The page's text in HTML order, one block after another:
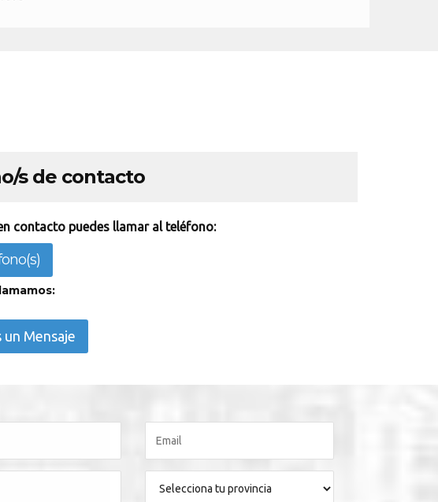
s de contacto
contacto puedes llamar al teléfono:
un Mensaje